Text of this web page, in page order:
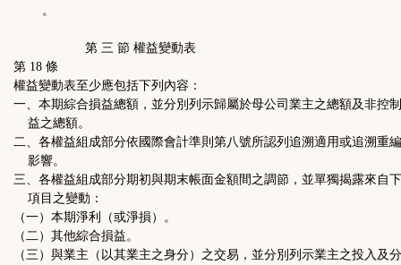
。
第 三 節 權益變動表
第 18 條
權益變動表至少應包括下列內容：
一、本期綜合損益總額，並分別列示歸屬於母公司業主之總額及非控
益之總額。
二、各權益組成部分依國際會計準則第八號所認列追溯適用或追溯重
影響。
三、各權益組成部分期初與期末帳面金額間之調節，並單獨揭露來自
項目之變動：
（一）本期淨利（或淨損）。
（二）其他綜合損益。
（三）與業主（以其業主之身分）之交易，並分別列示業主之投入及